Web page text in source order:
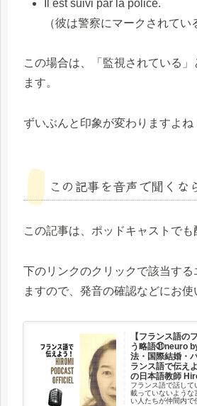
Il est suivi par la police.
（彼は警察にマークされてい
この場合は、「監視されている」
ます。
ずいぶんと印象が変わりますよね
この記事を音声で聞くな
この記事は、ポッドキャストでも
下のリンクのクリックで該当す
ますので、発音の確認などにお使
【フランス語の
う略語㉛neuro
法・国際結婚・
ランス語で伝え
の日本語教師
フランス語で話して
載っていないような
い人たちが仲間内で